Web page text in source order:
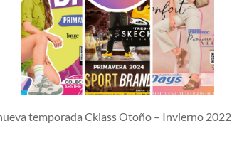
temporada Cklass Otoño – Invierno